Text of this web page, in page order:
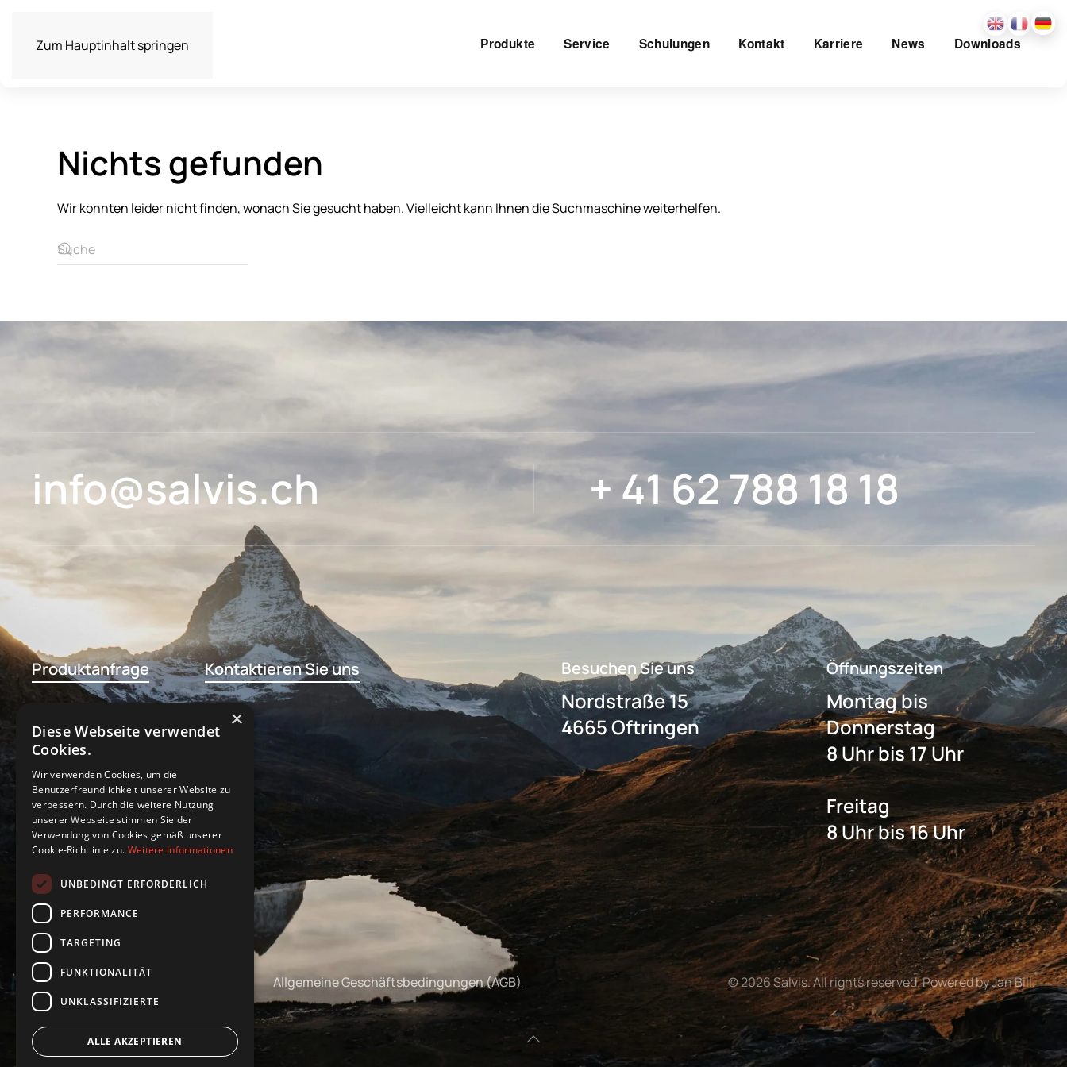
Zum Hauptinhalt springen Produkte Service Schulungen Kontakt Karriere News Downloads
Nichts gefunden
Wir konnten leider nicht finden, wonach Sie gesucht haben. Vielleicht kann Ihnen die Suchmaschine weiterhelfen.
info@salvis.ch + 41 62 788 18 18
Produktanfrage Kontaktieren Sie uns Besuchen Sie uns
Nordstraße 15
4665 Oftringen
Öffnungszeiten
Montag bis
Donnerstag
8 Uhr bis 17 Uhr
Freitag
8 Uhr bis 16 Uhr
Impressum Allgemeine Geschäftsbedingungen (AGB) ©2026Salvis. All rights reserved. Powered by Jan Bill.
×
Diese Webseite verwendet
Cookies.
Wir verwenden Cookies, um die
Benutzerfreundlichkeit unserer Website zu
verbessern. Durch die weitere Nutzung
unserer Webseite stimmen Sie der
Verwendung von Cookies gemäß unserer
Cookie-Richtlinie zu. Weitere Informationen
UNBEDINGT ERFORDERLICH
PERFORMANCE
TARGETING
FUNKTIONALITÄT
UNKLASSIFIZIERTE
ALLE AKZEPTIEREN